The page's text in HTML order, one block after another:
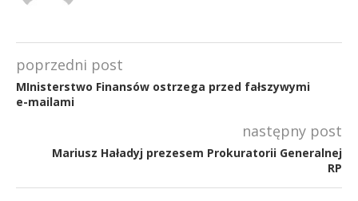
poprzedni post
MInisterstwo Finansów ostrzega przed fałszywymi
e-mailami
następny post
Mariusz Haładyj prezesem Prokuratorii Generalnej
RP